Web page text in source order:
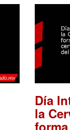
Día
la